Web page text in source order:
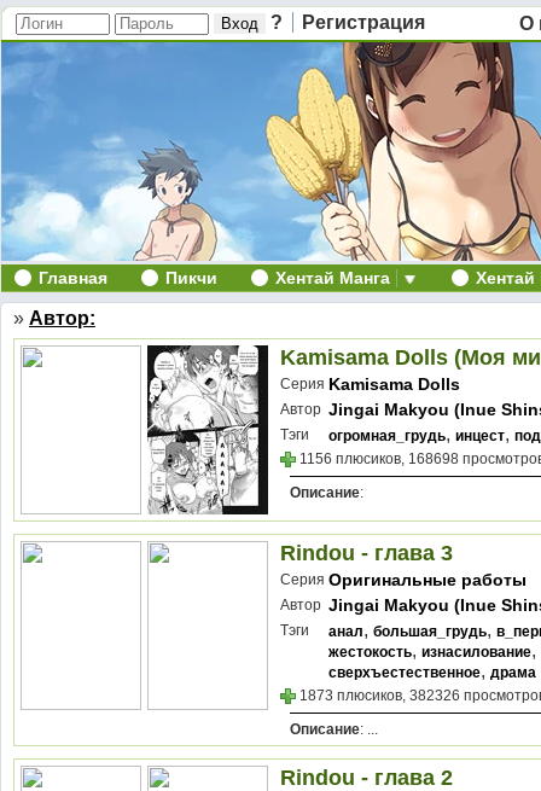
? Регистрация О
Главная Пикчи Хентай Манга
» Автор:
Kamisama Dolls (Моя
Серия Kamisama Dolls
Автор Jingai Makyou (Inue
Тэги огромная_грудь, инцест,
1156 плюсиков, 168698
Описание:
Rindou - глава 3
Серия Оригинальные работы
Автор Jingai Makyou (Inue
Тэги анал, большая_грудь,
жестокость, изнасилование,
сверхъестественное, драма
1873 плюсиков, 382326
Описание: ...
Rindou - глава 2